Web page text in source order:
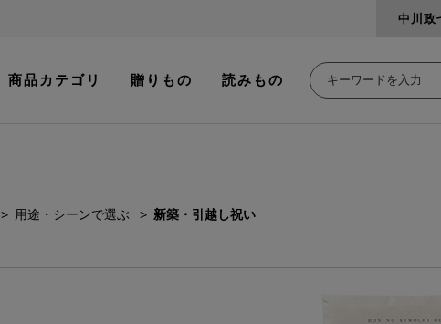
中川政
商品カテゴリ 贈りもの 読みもの
用途・シーンで選ぶ 新築・引越し祝い